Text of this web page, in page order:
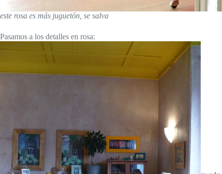
este rosa es más juguetón, se salva
Pasamos a los detalles en rosa: